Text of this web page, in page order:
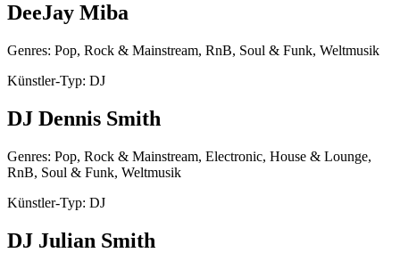
DeeJay Miba
Genres: Pop, Rock & Mainstream, RnB, Soul & Funk, Weltmusik
Künstler-Typ: DJ
DJ Dennis Smith
Genres: Pop, Rock & Mainstream, Electronic, House & Lounge,
RnB, Soul & Funk, Weltmusik
Künstler-Typ: DJ
DJ Julian Smith